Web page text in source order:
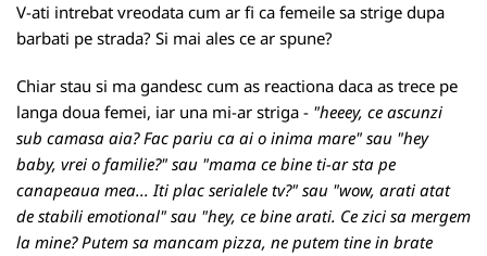
V-ati intrebat vreodata cum ar fi ca femeile sa strige dupa
barbati pe strada? Si mai ales ce ar spune?
Chiar stau si ma gandesc cum as reactiona daca as trece pe
langa doua femei, iar una mi-ar striga - "heeey, ce ascunzi
sub camasa aia? Fac pariu ca ai o inima mare" sau "hey
baby, vrei o familie?" sau "mama ce bine ti-ar sta pe
canapeaua mea... Iti plac serialele tv?" sau "wow, arati atat
de stabili emotional" sau "hey, ce bine arati. Ce zici sa mergem
la mine? Putem sa mancam pizza, ne putem tine in brate